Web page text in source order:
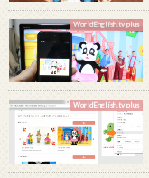
WorldEnglish.tv plus
WorldEnglish.tv plus